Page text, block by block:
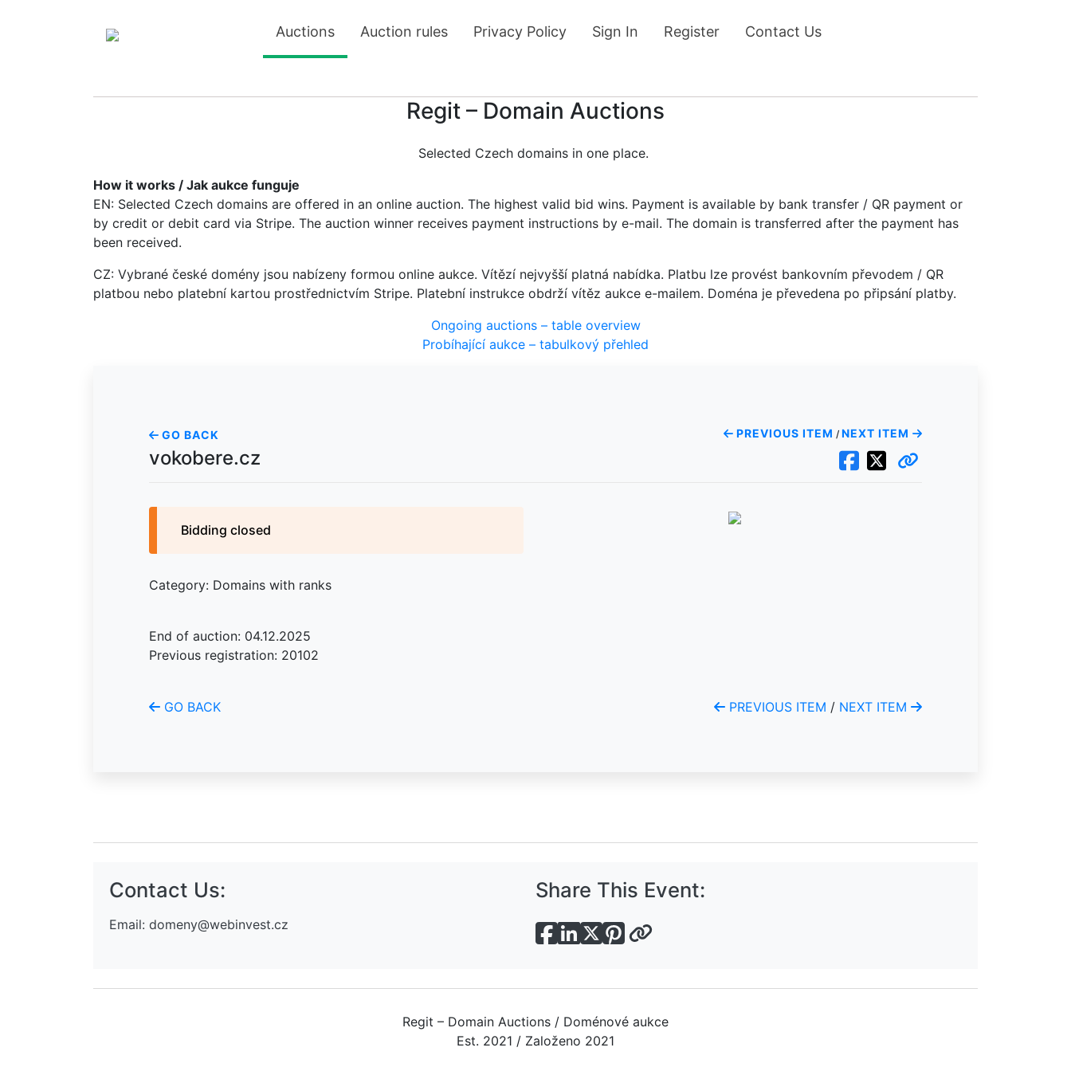
Auctions Auction rules Privacy Policy Sign In Register Contact Us
Regit – Domain Auctions
Selected Czech domains in one place.
How it works / Jak aukce funguje
EN: Selected Czech domains are offered in an online auction. The highest valid bid wins. Payment is available by bank transfer / QR payment or
by credit or debit card via Stripe. The auction winner receives payment instructions by e-mail. The domain is transferred after the payment has
been received.
CZ: Vybrané české domény jsou nabízeny formou online aukce. Vítězí nejvyšší platná nabídka. Platbu lze provést bankovním převodem / QR
platbou nebo platební kartou prostřednictvím Stripe. Platební instrukce obdrží vítěz aukce e-mailem. Doména je převedena po připsání platby.
Ongoing auctions – table overview
Probíhající aukce – tabulkový přehled
GO BACK PREVIOUS ITEM / NEXT ITEM
vokobere.cz
Bidding closed
Category: Domains with ranks
End of auction: 04.12.2025
Previous registration: 20102
GO BACK PREVIOUS ITEM / NEXT ITEM
Contact Us:
Email: domeny@webinvest.cz
Share This Event:
Regit – Domain Auctions / Doménové aukce
Est. 2021 / Založeno 2021